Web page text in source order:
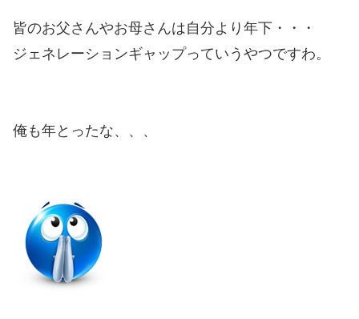
皆のお父さんやお母さんは自分より年下・・・
ジェネレーションギャップっていうやつですわ。
俺も年とったな、、、